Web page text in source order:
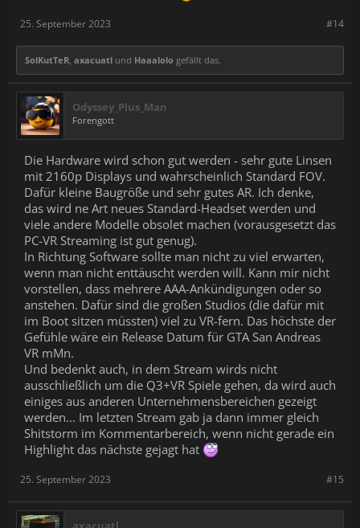
#14
25. September 2023
SolKutTeR, axacuatl und Haaalolo gefällt das.
Odyssey_Plus_Man
Forengott
Die Hardware wird schon gut werden - sehr gute Linsen
mit 2160p Displays und wahrscheinlich Standard FOV.
Dafür kleine Baugröße und sehr gutes AR. Ich denke,
das wird ne Art neues Standard-Headset werden und
viele andere Modelle obsolet machen (vorausgesetzt das
PC-VR Streaming ist gut genug).
In Richtung Software sollte man nicht zu viel erwarten,
wenn man nicht enttäuscht werden will. Kann mir nicht
vorstellen, dass mehrere AAA-Ankündigungen oder so
anstehen. Dafür sind die großen Studios (die dafür mit
im Boot sitzen müssten) viel zu VR-fern. Das höchste der
Gefühle wäre ein Release Datum für GTA San Andreas
VR mMn.
Und bedenkt auch, in dem Stream wirds nicht
ausschließlich um die Q3+VR Spiele gehen, da wird auch
einiges aus anderen Unternehmensbereichen gezeigt
werden... Im letzten Stream gab ja dann immer gleich
Shitstorm im Kommentarbereich, wenn nicht gerade ein
Highlight das nächste gejagt hat
#15
25. September 2023